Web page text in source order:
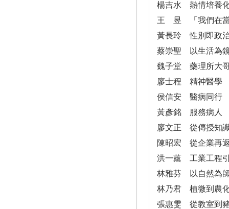
楊吉水 熱情培養
王 昱 「我們在當
黃長玲 性別即政
蔡崇聖 以生活為
魏子堂 藥理所大
廖士程 精神醫學
侯信安 醫病同行
黃彥銘 服務病人
廖文正 從傳授知
陳昭宏 從企業再
洪一薰 工業工程
林雅芬 以自然為
林乃君 植微到農
張惠雯 從教室到